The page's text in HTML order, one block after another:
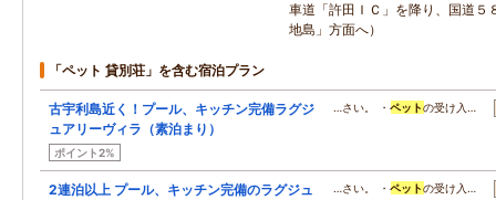
車道「許田ＩＣ」を降り、国道５
地島」方面へ）
「ペット 貸別荘」を含む宿泊プラン
古宇利島近く！プール、キッチン完備ラグジ
ュアリーヴィラ（素泊まり）
ポイント2%
…さい。 ・ペットの受け入…
2連泊以上 プール、キッチン完備のラグジュ
…さい。 ・ペットの受け入…